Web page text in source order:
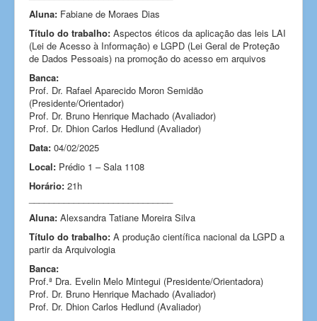
Aluna: Fabiane de Moraes Dias
Título do trabalho: Aspectos éticos da aplicação das leis LAI
(Lei de Acesso à Informação) e LGPD (Lei Geral de Proteção
de Dados Pessoais) na promoção do acesso em arquivos
Banca:
Prof. Dr. Rafael Aparecido Moron Semidão
(Presidente/Orientador)
Prof. Dr. Bruno Henrique Machado (Avaliador)
Prof. Dr. Dhion Carlos Hedlund (Avaliador)
Data: 04/02/2025
Local: Prédio 1 – Sala 1108
Horário: 21h
Aluna: Alexsandra Tatiane Moreira Silva
Título do trabalho: A produção científica nacional da LGPD a
partir da Arquivologia
Banca:
Prof.ª Dra. Evelin Melo Mintegui (Presidente/Orientadora)
Prof. Dr. Bruno Henrique Machado (Avaliador)
Prof. Dr. Dhion Carlos Hedlund (Avaliador)